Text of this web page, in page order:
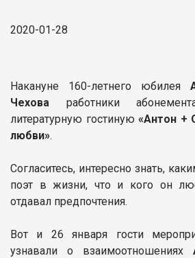
2020-01-28
Накануне 160-летнего юбилея
Чехова работники
литературную гостиную«Антон +
любви».
Согласитесь, интересно знать,
поэт в жизни, что и кого он
отдавал предпочтения.
Вот и 26 января гости
узнавали о взаимоотношениях